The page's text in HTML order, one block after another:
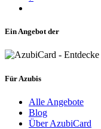
Ein Angebot der
Für Azubis
Alle Angebote
Blog
Über AzubiCard